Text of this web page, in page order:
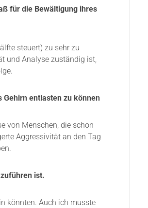
für die Bewältigung ihres
steuert) zu sehr zu
und Analyse zuständig ist,
entlasten zu können
von Menschen, die schon
Aggressivität an den Tag
ist.
könnten. Auch ich musste